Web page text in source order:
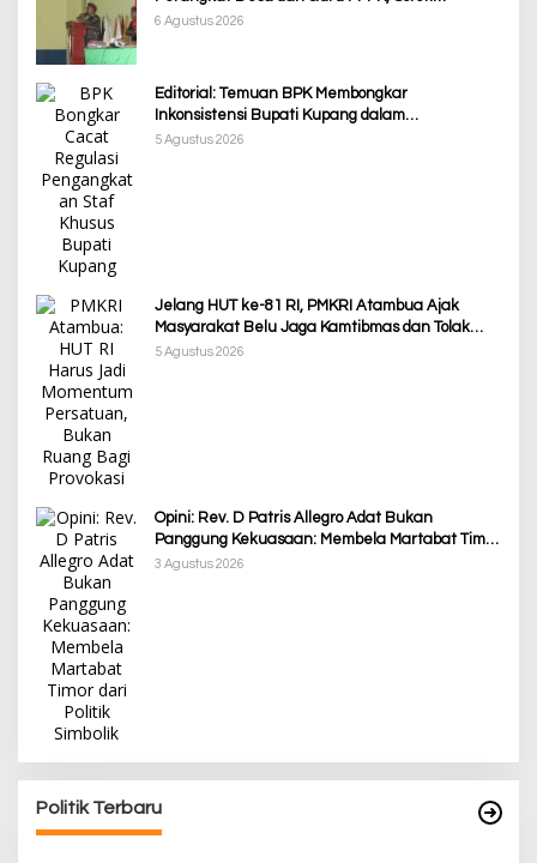
Ketimpangan Penanganan Pemkab TTS
6 Agustus 2026
Editorial: Temuan BPK Membongkar
Inkonsistensi Bupati Kupang dalam
Menjalankan Regulasi
5 Agustus 2026
Jelang HUT ke-81 RI, PMKRI Atambua Ajak
Masyarakat Belu Jaga Kamtibmas dan Tolak
Provokasi
5 Agustus 2026
Opini: Rev. D Patris Allegro Adat Bukan
Panggung Kekuasaan: Membela Martabat Timor
dari Politik Simbolik
3 Agustus 2026
Politik Terbaru
Terima Bantuan Sembako dari Yayasan YNS
Di Berita, Berita Daerah, Ekonomi, Lainnya, Politik